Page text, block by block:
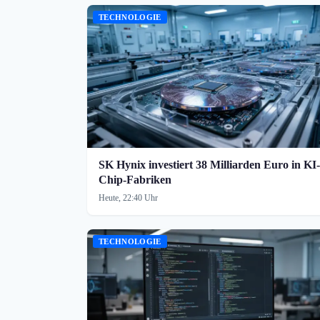
TECHNOLOGIE
SK Hynix investiert 38 Milliarden Euro in KI-
Chip-Fabriken
Heute, 22:40 Uhr
TECHNOLOGIE